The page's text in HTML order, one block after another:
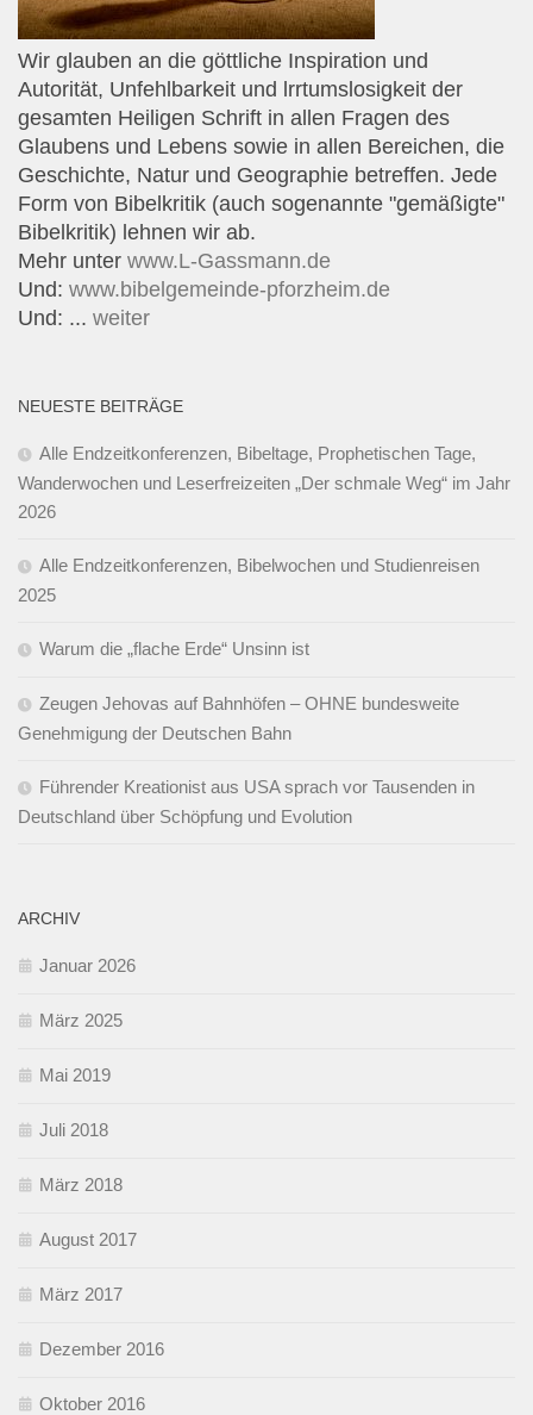
Wir glauben an die göttliche Inspiration und
Autorität, Unfehlbarkeit und lrrtumslosigkeit der
gesamten Heiligen Schrift in allen Fragen des
Glaubens und Lebens sowie in allen Bereichen, die
Geschichte, Natur und Geographie betreffen. Jede
Form von Bibelkritik (auch sogenannte "gemäßigte"
Bibelkritik) lehnen wir ab.
Mehr unter www.L-Gassmann.de
Und: www.bibelgemeinde-pforzheim.de
Und: ... weiter
NEUESTE BEITRÄGE
Alle Endzeitkonferenzen, Bibeltage, Prophetischen Tage,
Wanderwochen und Leserfreizeiten „Der schmale Weg“ im Jahr
2026
Alle Endzeitkonferenzen, Bibelwochen und Studienreisen
2025
Warum die „flache Erde“ Unsinn ist
Zeugen Jehovas auf Bahnhöfen – OHNE bundesweite
Genehmigung der Deutschen Bahn
Führender Kreationist aus USA sprach vor Tausenden in
Deutschland über Schöpfung und Evolution
ARCHIV
Januar 2026
März 2025
Mai 2019
Juli 2018
März 2018
August 2017
März 2017
Dezember 2016
Oktober 2016